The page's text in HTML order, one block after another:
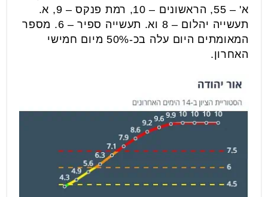
א' – 55, הראשונים – 10, רמת פנקס – 9, א.
תעשייה יהלום – 8 וא. תעשייה ספיר – 6. מספר
המאומתים היום עלה בכ-50% מיום חמישי
האחרון.